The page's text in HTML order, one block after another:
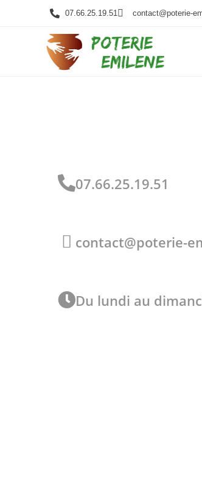
07.66.25.19.51 contact@poterie-
07.66.25.19.51
contact@poterie-
Du lundi au